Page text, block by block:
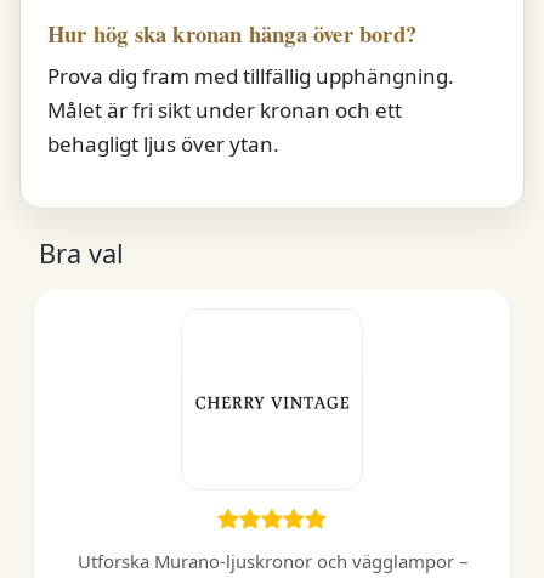
Hur hög ska kronan hänga över bord?
Prova dig fram med tillfällig upphängning.
Målet är fri sikt under kronan och ett
behagligt ljus över ytan.
Bra val
Utforska Murano-ljuskronor och vägglampor –